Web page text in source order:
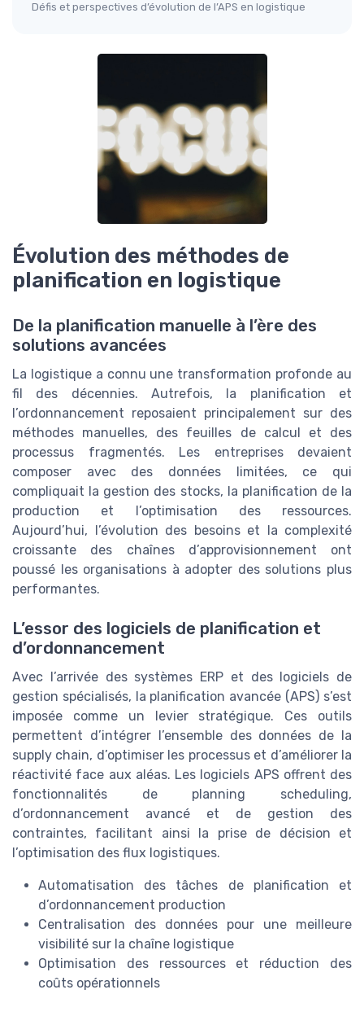
Défis et perspectives d’évolution de l’APS en logistique
Évolution des méthodes de
planification en logistique
De la planification manuelle à l’ère des
solutions avancées
La logistique a connu une transformation profonde au
fil des décennies. Autrefois, la planification et
l’ordonnancement reposaient principalement sur des
méthodes manuelles, des feuilles de calcul et des
processus fragmentés. Les entreprises devaient
composer avec des données limitées, ce qui
compliquait la gestion des stocks, la planification de la
production et l’optimisation des ressources.
Aujourd’hui, l’évolution des besoins et la complexité
croissante des chaînes d’approvisionnement ont
poussé les organisations à adopter des solutions plus
performantes.
L’essor des logiciels de planification et
d’ordonnancement
Avec l’arrivée des systèmes ERP et des logiciels de
gestion spécialisés, la planification avancée (APS) s’est
imposée comme un levier stratégique. Ces outils
permettent d’intégrer l’ensemble des données de la
supply chain, d’optimiser les processus et d’améliorer la
réactivité face aux aléas. Les logiciels APS offrent des
fonctionnalités de planning scheduling,
d’ordonnancement avancé et de gestion des
contraintes, facilitant ainsi la prise de décision et
l’optimisation des flux logistiques.
Automatisation des tâches de planification et
d’ordonnancement production
Centralisation des données pour une meilleure
visibilité sur la chaîne logistique
Optimisation des ressources et réduction des
coûts opérationnels